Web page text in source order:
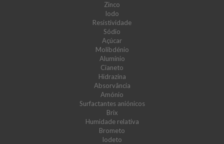
Zinco
Iodo
Resistividade
Sódio
Açúcar
Molibdénio
Alumínio
Cianeto
Hidrazina
Absorvância
Amónio
Surfactantes aniónicos
Brix
Humidade relativa
Brometo
Iodeto